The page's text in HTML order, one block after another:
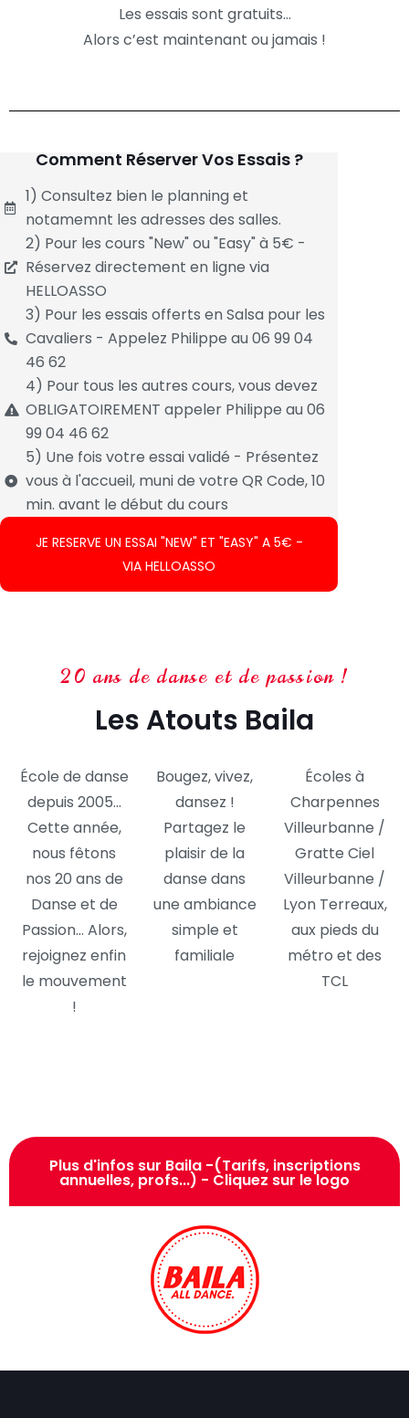
Les essais sont gratuits…
Alors c’est maintenant ou jamais !
Comment Réserver Vos Essais ?
1) Consultez bien le planning et
notamemnt les adresses des salles.
2) Pour les cours "New" ou "Easy" à 5€ -
Réservez directement en ligne via
HELLOASSO
3) Pour les essais offerts en Salsa pour les
Cavaliers - Appelez Philippe au 06 99 04
46 62
4) Pour tous les autres cours, vous devez
OBLIGATOIREMENT appeler Philippe au 06
99 04 46 62
5) Une fois votre essai validé - Présentez
vous à l'accueil, muni de votre QR Code, 10
min. avant le début du cours
JE RESERVE UN ESSAI "NEW" ET "EASY" A 5€ -
VIA HELLOASSO
20 ans de danse et de passion !
Les Atouts Baila
École de danse
depuis 2005…
Cette année,
nous fêtons
nos 20 ans de
Danse et de
Passion… Alors,
rejoignez enfin
le mouvement
!
Bougez, vivez,
dansez !
Partagez le
plaisir de la
danse dans
une ambiance
simple et
familiale
Écoles à
Charpennes
Villeurbanne /
Gratte Ciel
Villeurbanne /
Lyon Terreaux,
aux pieds du
métro et des
TCL
Plus d'infos sur Baila -(Tarifs, inscriptions
annuelles, profs...) - Cliquez sur le logo